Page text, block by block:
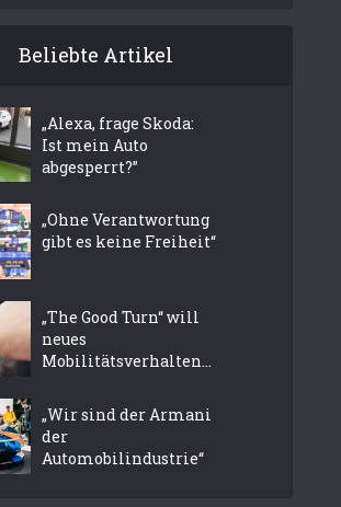
Beliebte Artikel
„Alexa, frage Skoda:
Ist mein Auto
abgesperrt?”
„Ohne Verantwortung
gibt es keine Freiheit“
„The Good Turn“ will
neues
Mobilitätsverhalten...
„Wir sind der Armani
der
Automobilindustrie“